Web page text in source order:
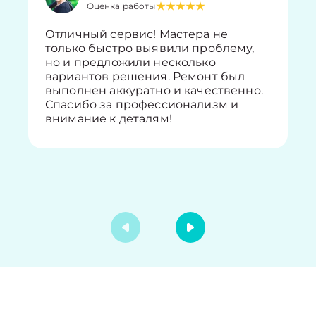
Оценка работы
Отличный сервис! Мастера не
только быстро выявили проблему,
но и предложили несколько
вариантов решения. Ремонт был
выполнен аккуратно и качественно.
Спасибо за профессионализм и
внимание к деталям!